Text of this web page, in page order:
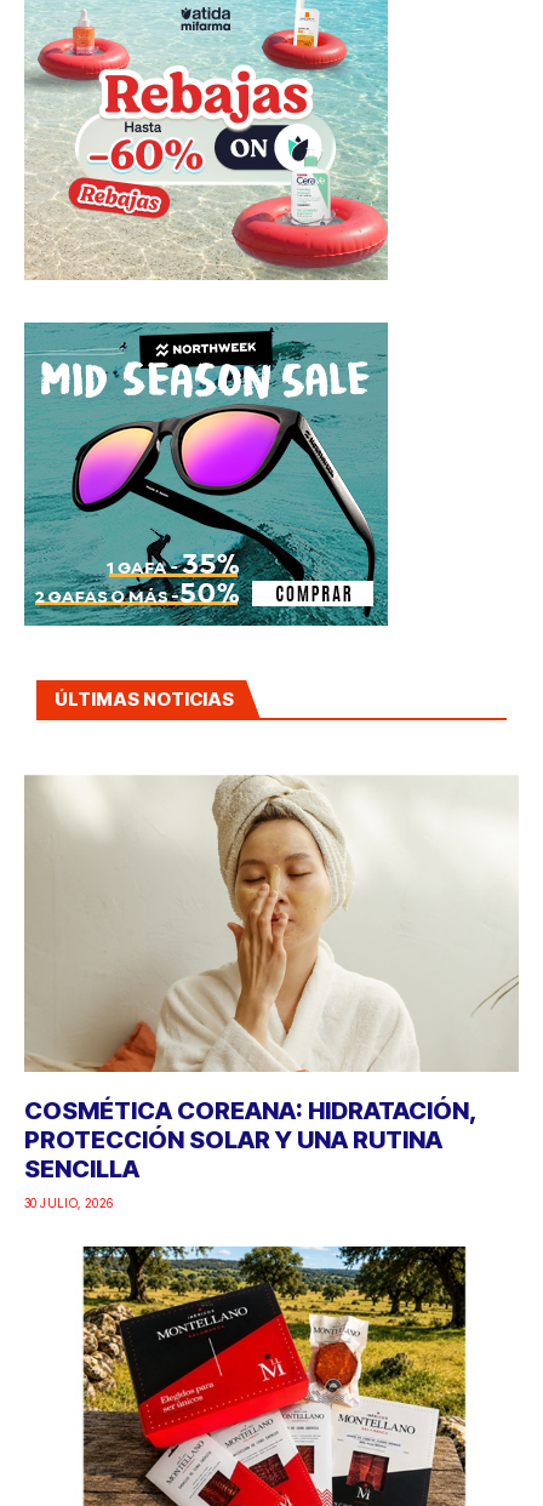
ÚLTIMAS NOTICIAS
COSMÉTICA COREANA: HIDRATACIÓN,
PROTECCIÓN SOLAR Y UNA RUTINA
SENCILLA
30 JULIO, 2026